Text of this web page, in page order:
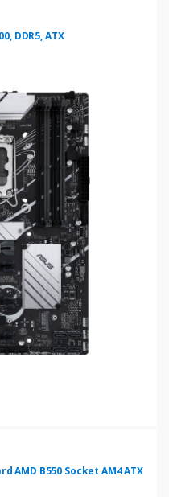
DDR5, ATX
AMD B550 Socket AM4 ATX